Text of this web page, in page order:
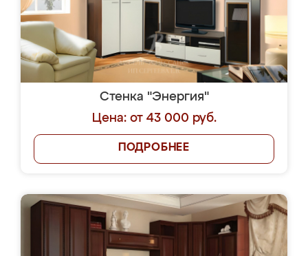
Стенка "Энергия"
Цена: от 43 000 руб.
ПОДРОБНЕЕ